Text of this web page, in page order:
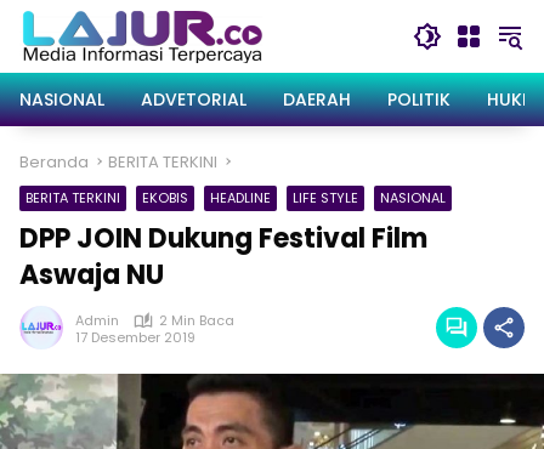
Langsung
konten
NASIONAL
ADVETORIAL DAERAH POLITIK
Beranda BERITA TERKINI
BERITA TERKINI EKOBIS HEADLINE LIFE STYLE NASIONAL
DPP JOIN Dukung Festival Film
Aswaja NU
Admin
2 Min Baca
17 Desember 2019